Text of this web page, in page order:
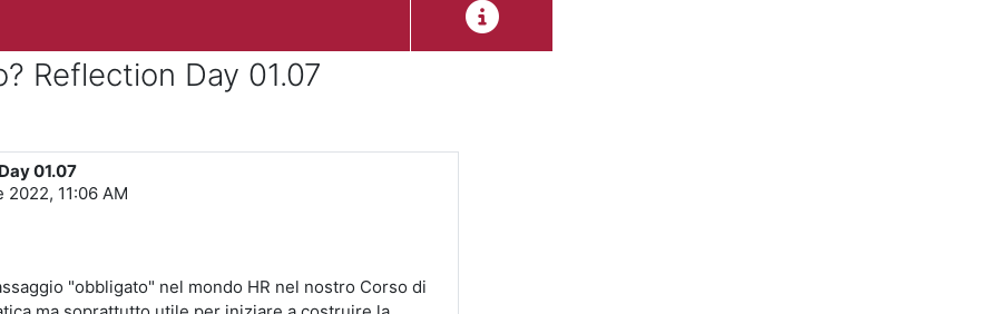
Course summary
Reflection Day 01.07
01.07
2022, 11:06 AM
"obbligato" nel mondo HR nel nostro Corso di